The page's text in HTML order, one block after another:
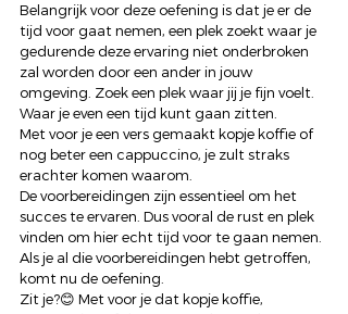
Belangrijk voor deze oefening is dat je er de
tijd voor gaat nemen, een plek zoekt waar je
gedurende deze ervaring niet onderbroken
zal worden door een ander in jouw
omgeving. Zoek een plek waar jij je fijn voelt.
Waar je even een tijd kunt gaan zitten.
Met voor je een vers gemaakt kopje koffie of
nog beter een cappuccino, je zult straks
erachter komen waarom.
De voorbereidingen zijn essentieel om het
succes te ervaren. Dus vooral de rust en plek
vinden om hier echt tijd voor te gaan nemen.
Als je al die voorbereidingen hebt getroffen,
komt nu de oefening.
Zit je?😊 Met voor je dat kopje koffie,